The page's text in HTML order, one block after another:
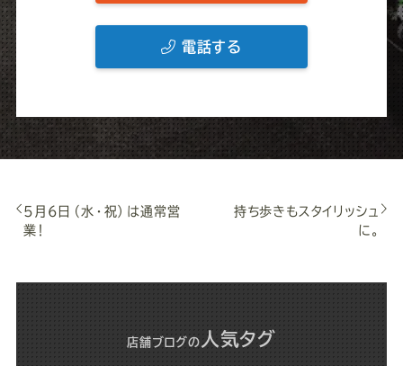
電話する
5月6日（水・祝）は通常営
業！
持ち歩きもスタイリッシュ
に。
店舗ブログの 人気タグ